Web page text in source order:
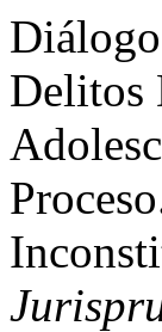
Delitos